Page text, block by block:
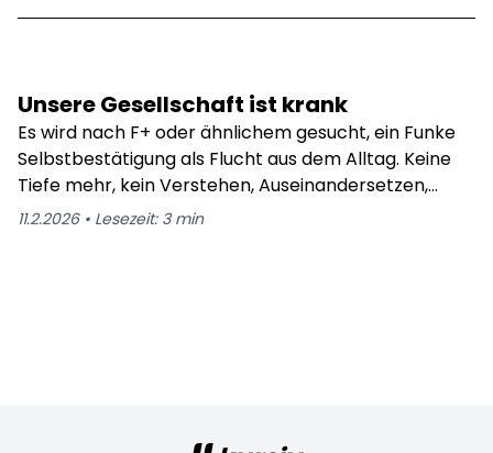
Unsere Gesellschaft ist krank
Es wird nach F+ oder ähnlichem gesucht, ein Funke
Selbstbestätigung als Flucht aus dem Alltag. Keine
Tiefe mehr, kein Verstehen, Auseinandersetzen,
Verbundenheit oder gar sich verletzlich zeigen.
11.2.2026• Lesezeit: 3min